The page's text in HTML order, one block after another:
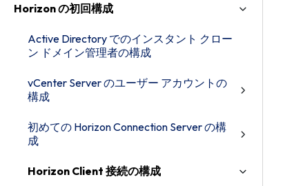
Horizon の初回構成
Active Directory でのインスタント クロー
ン ドメイン管理者の構成
vCenter Server のユーザー アカウントの
構成
初めての Horizon Connection Server の構
成
Horizon Client 接続の構成